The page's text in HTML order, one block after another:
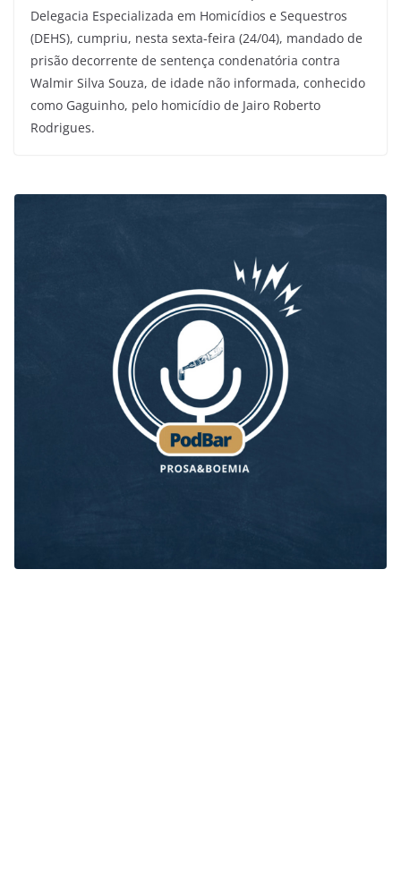
Delegacia Especializada em Homicídios e Sequestros
(DEHS), cumpriu, nesta sexta-feira (24/04), mandado de
prisão decorrente de sentença condenatória contra
Walmir Silva Souza, de idade não informada, conhecido
como Gaguinho, pelo homicídio de Jairo Roberto
Rodrigues.